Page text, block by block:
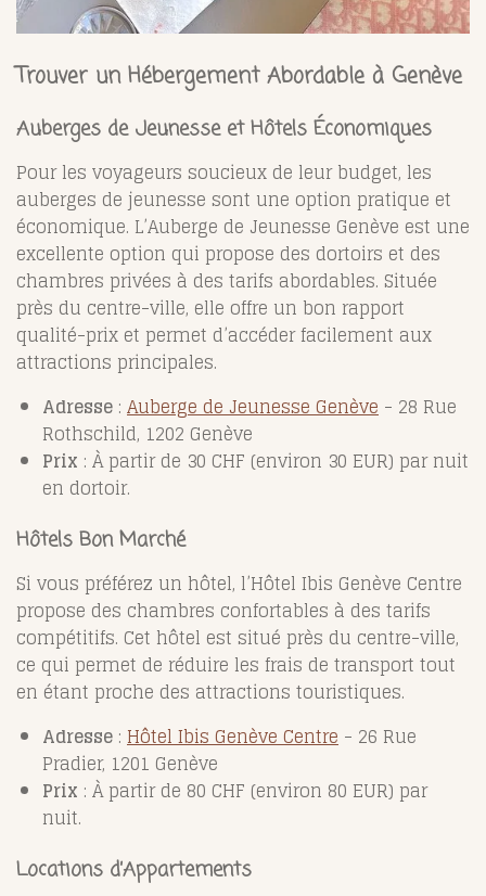
Trouver un Hébergement Abordable à Genève
Auberges de Jeunesse et Hôtels Économiques
Pour les voyageurs soucieux de leur budget, les
auberges de jeunesse sont une option pratique et
économique. L’Auberge de Jeunesse Genève est une
excellente option qui propose des dortoirs et des
chambres privées à des tarifs abordables. Située
près du centre-ville, elle offre un bon rapport
qualité-prix et permet d’accéder facilement aux
attractions principales.
Adresse : Auberge de Jeunesse Genève - 28 Rue
Rothschild, 1202 Genève
Prix : À partir de 30 CHF (environ 30 EUR) par nuit
en dortoir.
Hôtels Bon Marché
Si vous préférez un hôtel, l’Hôtel Ibis Genève Centre
propose des chambres confortables à des tarifs
compétitifs. Cet hôtel est situé près du centre-ville,
ce qui permet de réduire les frais de transport tout
en étant proche des attractions touristiques.
Adresse : Hôtel Ibis Genève Centre - 26 Rue
Pradier, 1201 Genève
Prix : À partir de 80 CHF (environ 80 EUR) par
nuit.
Locations d’Appartements